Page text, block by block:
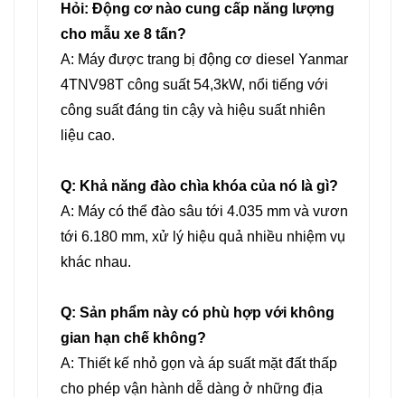
Hỏi: Động cơ nào cung cấp năng lượng
cho mẫu xe 8 tấn?
A: Máy được trang bị động cơ diesel Yanmar
4TNV98T công suất 54,3kW, nổi tiếng với
công suất đáng tin cậy và hiệu suất nhiên
liệu cao.
Q: Khả năng đào chìa khóa của nó là gì?
A: Máy có thể đào sâu tới 4.035 mm và vươn
tới 6.180 mm, xử lý hiệu quả nhiều nhiệm vụ
khác nhau.
Q: Sản phẩm này có phù hợp với không
gian hạn chế không?
A: Thiết kế nhỏ gọn và áp suất mặt đất thấp
cho phép vận hành dễ dàng ở những địa